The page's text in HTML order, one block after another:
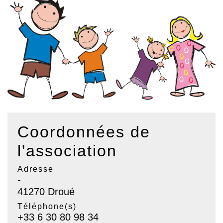
Coordonnées de
l'association
Adresse
-
41270 Droué
Téléphone(s)
+33 6 30 80 98 34